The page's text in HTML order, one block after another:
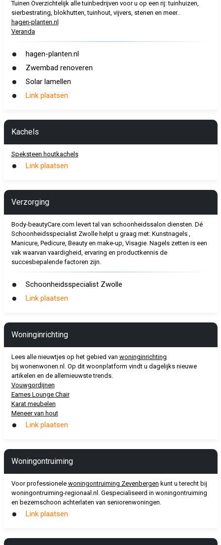
Tuinen Overzichtelijk alle tuinbedrijven voor u op een rij: tuinhuizen,
sierbestrating, blokhutten, tuinhout, vijvers, stenen en meer..
hagen-planten.nl
Veranda
hagen-planten.nl
Zwembad renoveren
Solar lamellen
Link plaatsen
Kachels
Speksteen houtkachels
Link plaatsen
Verzorging
Body-beautyCare.com levert tal van schoonheidssalon diensten. Dé
Schoonheidsspecialist Zwolle helpt u graag met: Kunstnagels ,
Manicure, Pedicure, Beauty en make-up, Visagie. Nagels zetten is een
vak waarvan vaardigheid, ervaring en productkennis de
succesbepalende factoren zijn.
Schoonheidsspecialist Zwolle
Link plaatsen
Woninginrichting
Lees alle nieuwtjes op het gebied van woninginrichting
bij wonenwonen.nl. Op dit woonplatform vindt u dagelijks nieuwe
artikelen en de allernieuwste trends.
Vouwgordijnen
Eames Lounge Chair
Karat meubelen
Meneer van hout
Link plaatsen
Woningontruiming
Voor professionele woningontruiming Zevenbergen kunt u terecht bij
woningontruiming-regionaal.nl. Gespecialiseerd in woningontruiming
en bezemschoon achterlaten van seniorenwoningen.
Link plaatsen